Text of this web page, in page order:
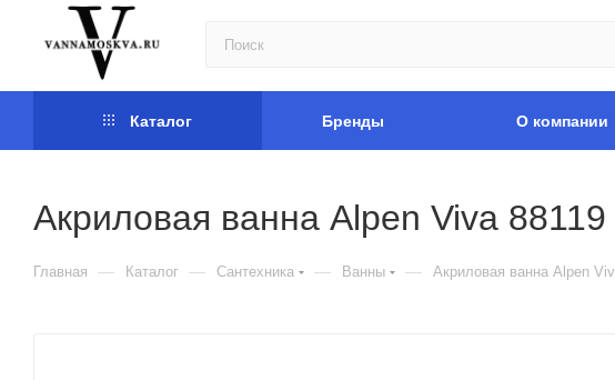
Каталог Бренды О компании
Акриловая ванна Alpen Viva 88119
Главная — Каталог — Сантехника — Ванны — Акриловая ванна Alpen